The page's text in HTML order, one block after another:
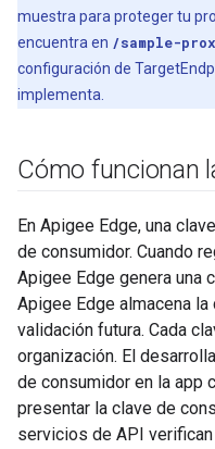
muestra para proteger tu
encuentra en /sample-
configuración de
implementa.
Cómo funcionan
En Apigee Edge, una
de consumidor. Cuando
Apigee Edge genera una
Apigee Edge almacena
validación futura. Cada
organización. El
de consumidor en la app
presentar la clave de
servicios de API